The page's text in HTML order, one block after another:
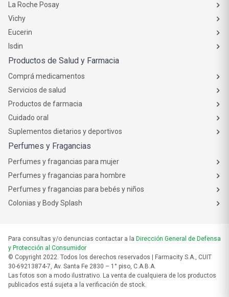
La Roche Posay
Vichy
Eucerin
Isdin
Productos de Salud y Farmacia
Comprá medicamentos
Servicios de salud
Productos de farmacia
Cuidado oral
Suplementos dietarios y deportivos
Perfumes y Fragancias
Perfumes y fragancias para mujer
Perfumes y fragancias para hombre
Perfumes y fragancias para bebés y niños
Colonias y Body Splash
Para consultas y/o denuncias contactar a la Dirección General de Defensa
y Protección al Consumidor
© Copyright 2022. Todos los derechos reservados | Farmacity S.A., CUIT
30-69213874-7, Av. Santa Fe 2830 – 1° piso, C.A.B.A.
Las fotos son a modo ilustrativo. La venta de cualquiera de los productos
publicados está sujeta a la verificación de stock.